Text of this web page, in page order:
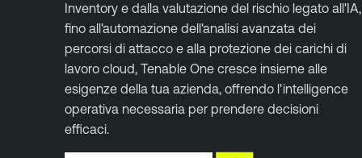
Inventory e dalla valutazione del rischio legato all'IA,
fino all'automazione dell'analisi avanzata dei
percorsi di attacco e alla protezione dei carichi di
lavoro cloud, Tenable One cresce insieme alle
esigenze della tua azienda, offrendo l'intelligence
operativa necessaria per prendere decisioni
efficaci.